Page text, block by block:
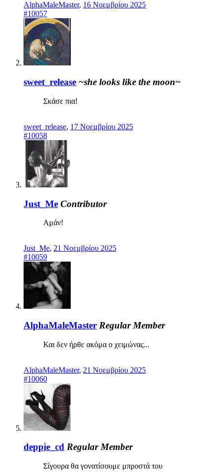
AlphaMaleMaster, 16 Νοεμβρίου 2025
#10057
sweet_release ~she looks like the moon~
Σκάσε πια!
sweet_release, 17 Νοεμβρίου 2025
#10058
Just_Me Contributor
Αμάν!
Just_Me, 21 Νοεμβρίου 2025
#10059
AlphaMaleMaster Regular Member
Και δεν ήρθε ακόμα ο χειμώνας...
AlphaMaleMaster, 21 Νοεμβρίου 2025
#10060
deppie_cd Regular Member
Σίγουρα θα γονατίσουμε μπροστά του